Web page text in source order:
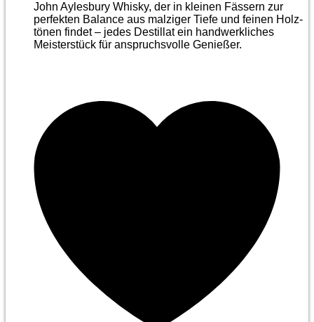
John Aylesbury Whisky, der in kleinen Fässern zur
perfekten Balance aus malziger Tiefe und feinen Holz­
tönen findet – jedes Destillat ein handwerkliches
Meister­stück für anspruchsvolle Genießer.